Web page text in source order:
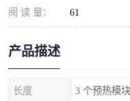
阅 读 量： 61
产品描述
长度 3 个预热模